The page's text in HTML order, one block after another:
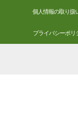
個人情報の取り扱
プライバシーポリ